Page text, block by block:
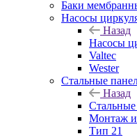
Баки
Насосы
Назад
Насосы
Valtec
Wester
Стальные
Назад
Монтаж и
Тип 21